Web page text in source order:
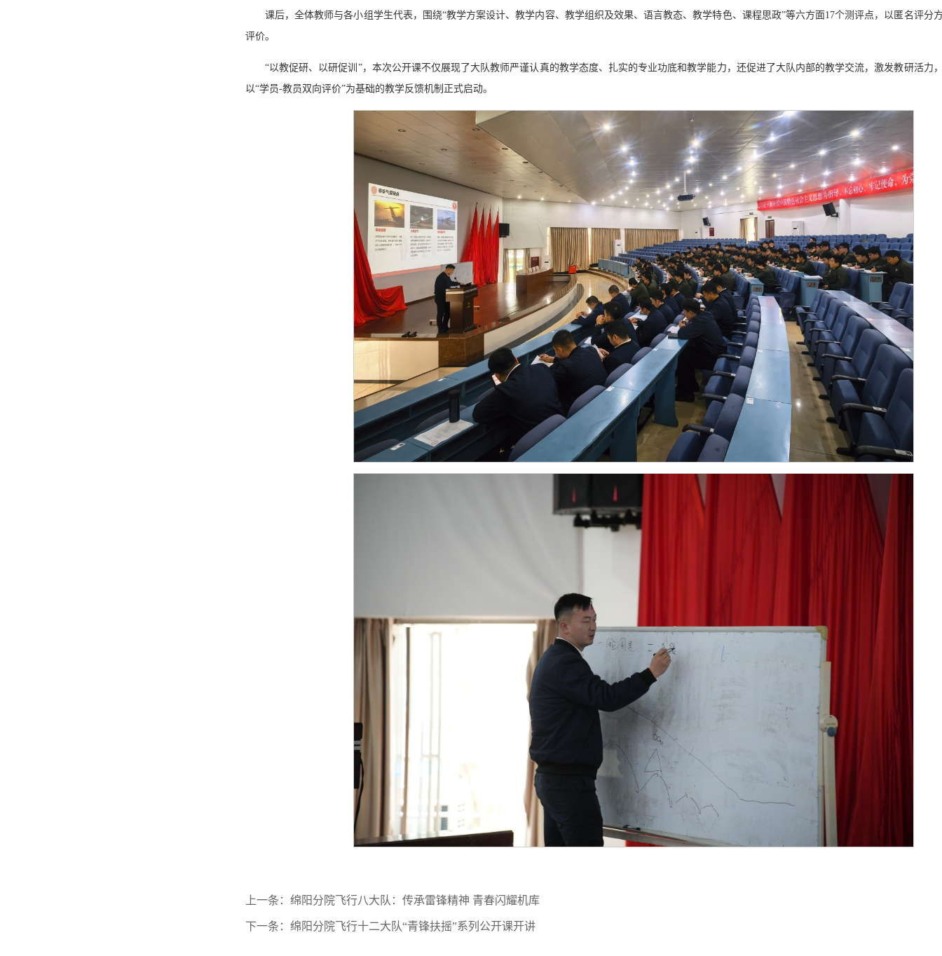
课后，全体教师与各小组学生代表，围绕“教学方案设计、教学内容、教学组织及效果、语言教态、教学特色、课程思政”等六方面17个测评点，以匿名评分
评价。
“以教促研、以研促训”，本次公开课不仅展现了大队教师严谨认真的教学态度、扎实的专业功底和教学能力，还促进了大队内部的教学交流，激发教研活力
以“学员-教员双向评价”为基础的教学反馈机制正式启动。
上一条：绵阳分院飞行八大队：传承雷锋精神 青春闪耀机库
下一条：绵阳分院飞行十二大队“青锋扶摇”系列公开课开讲